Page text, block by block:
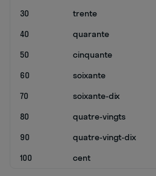
30
trente
40
quarante
50
cinquante
60
soixante
70
soixante-dix
80
quatre-vingts
90
quatre-vingt-dix
100
cent